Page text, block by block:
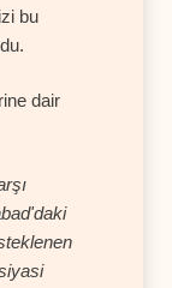
bu
dair